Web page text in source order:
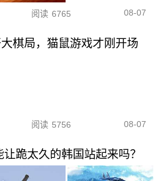
阅读 6765 08-07
棋局，猫鼠游戏才刚开场
阅读 5756 08-07
跪太久的韩国站起来吗？